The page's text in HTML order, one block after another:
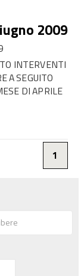
2009
INTERVENTI
A SEGUITO
DI APRILE
1